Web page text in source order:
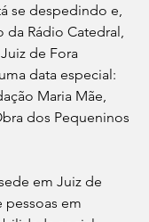
se despedindo e,
da Rádio Catedral,
de Fora
data especial:
Maria Mãe,
dos Pequeninos
em Juiz de
pessoas em